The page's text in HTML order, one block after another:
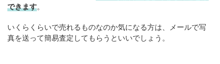
できます。
いくらくらいで売れるものなのか気になる方は、メールで写
真を送って簡易査定してもらうといいでしょう。